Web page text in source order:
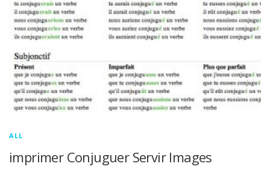
ALL
imprimer Conjuguer Servir Images